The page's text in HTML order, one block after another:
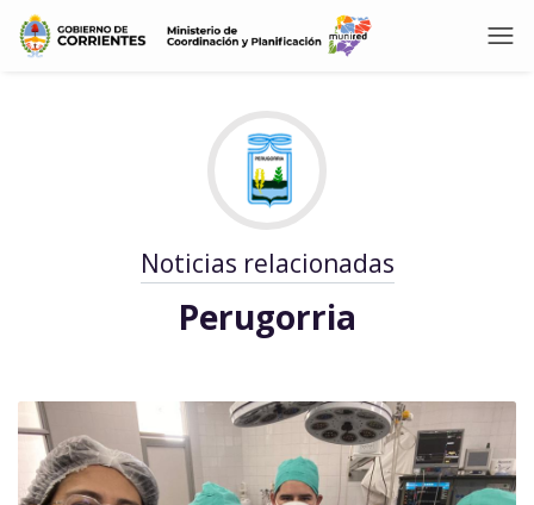
Noticias relacionadas
Perugorria